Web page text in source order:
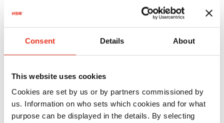
Consent Details About
This website uses cookies
Cookies are set by us or by partners commissioned by
us. Information on who sets which cookies and for what
purpose can be displayed in the details. By selecting
Il Risultato
Da quando MotorNuts ha visto il risparmio dei
acquistare costosi materiali da imballo, tipo la
plastica a bolle, per spedire I propi articoli, può
confermare di aver ridotto le spese generali e
l’immissione di CO2. Il feedback sulla macchina